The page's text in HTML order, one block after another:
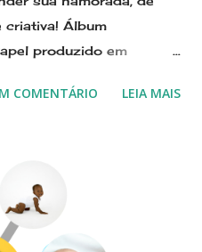
criativa! Álbum
produzido em
cores vermelho, pink e
COMENTÁRIO LEIA MAIS